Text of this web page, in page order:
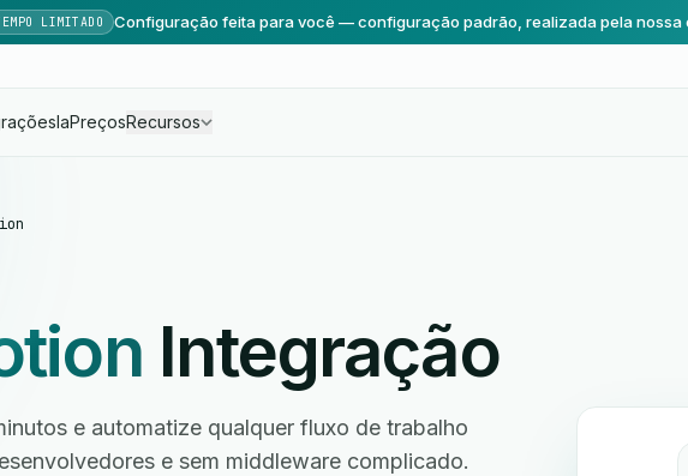
LIMITADO Configuração feita para você — configuração padrão, realizada pela nossa
IaPreçosRecursos
Integração
e automatize qualquer fluxo de trabalho
e sem middleware complicado.